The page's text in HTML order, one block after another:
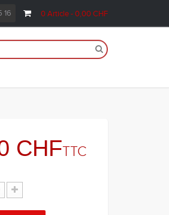
0Article- 0,00 CHF
16
CHFTTC